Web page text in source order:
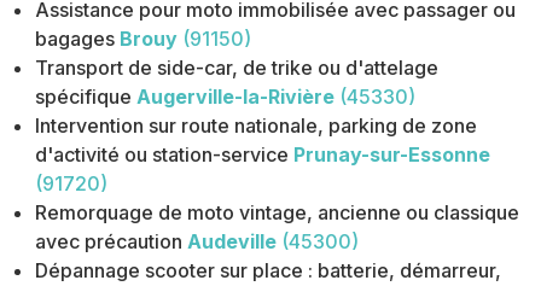
Assistance pour moto immobilisée avec passager ou
bagages Brouy (91150)
Transport de side-car, de trike ou d'attelage
spécifique Augerville-la-Rivière (45330)
Intervention sur route nationale, parking de zone
d'activité ou station-service Prunay-sur-Essonne
(91720)
Remorquage de moto vintage, ancienne ou classique
avec précaution Audeville (45300)
Dépannage scooter sur place : batterie, démarreur,